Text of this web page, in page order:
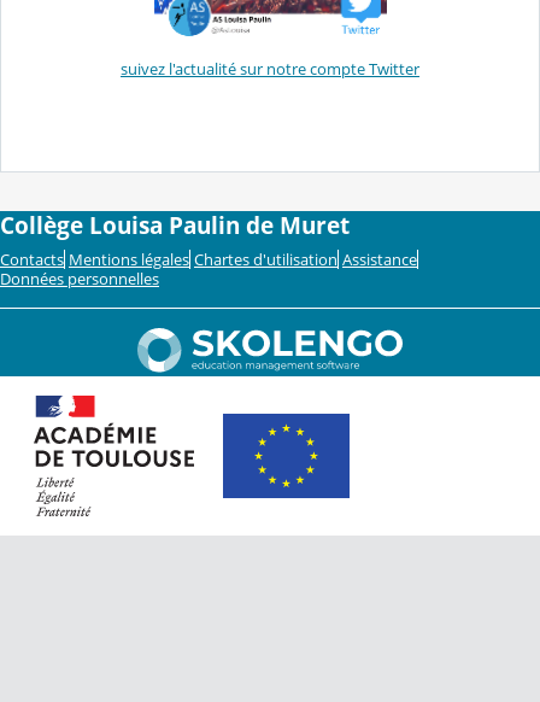
suivez l'actualité sur notre compte Twitter
Collège Louisa Paulin de Muret
Contacts Mentions légales Chartes d'utilisation Assistance
Données personnelles